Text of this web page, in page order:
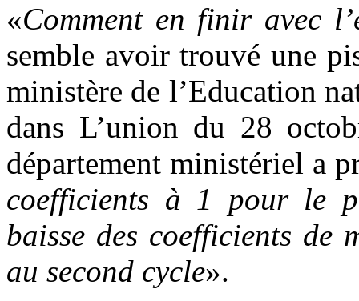
«Comment en finir avec
semble avoir trouvé une
ministère de l’Education
dans L’union du 28
département ministériel a
coefficients à 1 pour le
baisse des coefficients de
au second cycle».